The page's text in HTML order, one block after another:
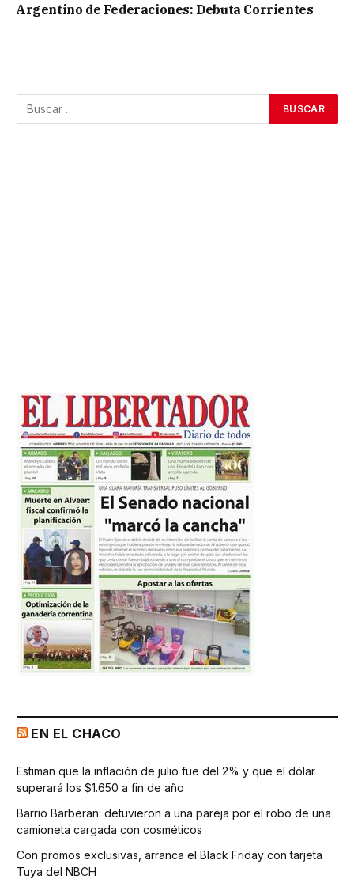
Argentino de Federaciones: Debuta Corrientes
EN EL CHACO
Estiman que la inflación de julio fue del 2% y que el dólar
superará los $1.650 a fin de año
Barrio Barberan: detuvieron a una pareja por el robo de una
camioneta cargada con cosméticos
Con promos exclusivas, arranca el Black Friday con tarjeta
Tuya del NBCH